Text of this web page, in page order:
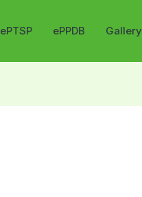
ePTSP ePPDB Gallery